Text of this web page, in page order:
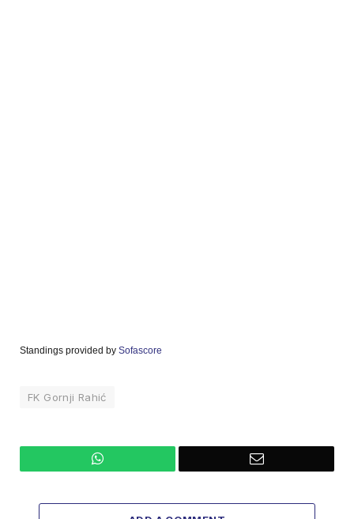
Standings provided by Sofascore
FK Gornji Rahić
WhatsApp Email